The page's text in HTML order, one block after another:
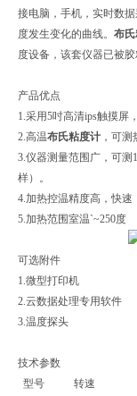
接电脑，手机，实时数
度发生变化的曲线。 布
度设备，该套仪器已被胶
产品优点
1.采用5吋高清ips触摸屏
2.高温布氏粘度计 ，可
3.仪器测量范围广，可测
样）。
4.加热控温精度高，快
5.加热范围室温`~250度
可选附件
1.微型打印机
2.云数据处理专用软件
3.温度探头
技术参数
型号 转速 转